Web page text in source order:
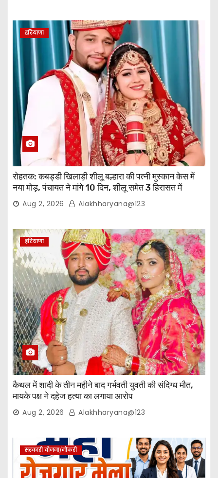
हरियाणा
रोहतक: कबड्डी खिलाड़ी शीलू बल्हारा की पत्नी मुस्कान केस में
नया मोड़, पंचायत ने मांगे 10 दिन, शीलू समेत 3 हिरासत में
Aug 2, 2026 Alakhharyana@123
हरियाणा
कैथल में शादी के तीन महीने बाद गर्भवती युवती की संदिग्ध मौत,
मायके पक्ष ने दहेज हत्या का लगाया आरोप
Aug 2, 2026 Alakhharyana@123
सरकारी योजना/नौकरी